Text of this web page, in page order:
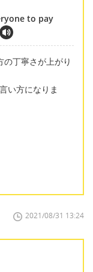
to pay
丁寧さが上がり
い方になりま
2021/08/31 13:24